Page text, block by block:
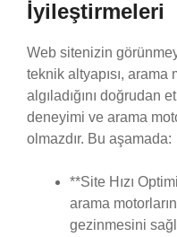
İyileştirmeleri
Web sitenizin
teknik altyapısı, arama
algıladığını doğrudan
deneyimi ve arama
olmazdır. Bu aşamada:
**Site Hızı
arama
gezinmesini